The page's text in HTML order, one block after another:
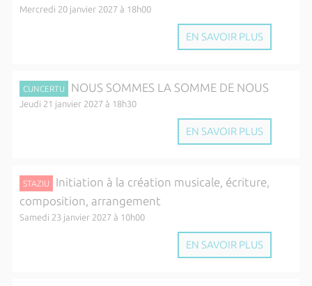
Mercredi 20 janvier 2027 à 18h00
EN SAVOIR PLUS
CUNCERTU NOUS SOMMES LA SOMME DE NOUS
Jeudi 21 janvier 2027 à 18h30
EN SAVOIR PLUS
STAZIU
Initiation à la création musicale, écriture,
composition, arrangement
Samedi 23 janvier 2027 à 10h00
EN SAVOIR PLUS